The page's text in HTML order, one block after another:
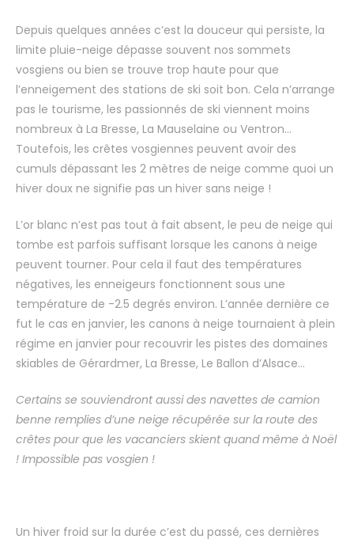
Depuis quelques années c’est la douceur qui persiste, la
limite pluie-neige dépasse souvent nos sommets
vosgiens ou bien se trouve trop haute pour que
l’enneigement des stations de ski soit bon. Cela n’arrange
pas le tourisme, les passionnés de ski viennent moins
nombreux à La Bresse, La Mauselaine ou Ventron…
Toutefois, les crêtes vosgiennes peuvent avoir des
cumuls dépassant les 2 mètres de neige comme quoi un
hiver doux ne signifie pas un hiver sans neige !
L’or blanc n’est pas tout à fait absent, le peu de neige qui
tombe est parfois suffisant lorsque les canons à neige
peuvent tourner. Pour cela il faut des températures
négatives, les enneigeurs fonctionnent sous une
température de -2.5 degrés environ. L’année dernière ce
fut le cas en janvier, les canons à neige tournaient à plein
régime en janvier pour recouvrir les pistes des domaines
skiables de Gérardmer, La Bresse, Le Ballon d’Alsace…
Certains se souviendront aussi des navettes de camion
benne remplies d’une neige récupérée sur la route des
crêtes pour que les vacanciers skient quand même à Noël
! Impossible pas vosgien !
Un hiver froid sur la durée c’est du passé, ces dernières